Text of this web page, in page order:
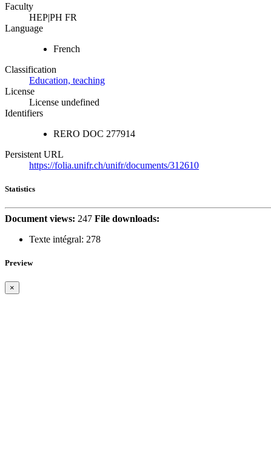
Faculty
HEP|PH FR
Language
French
Classification
Education, teaching
License
License undefined
Identifiers
RERO DOC 277914
Persistent URL
https://folia.unifr.ch/unifr/documents/312610
Statistics
Document views: 247 File downloads:
Texte intégral: 278
Preview
×